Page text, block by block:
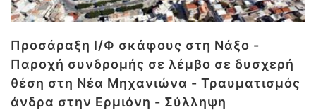
Προσάραξη Ι/Φ σκάφους στη Νάξο -
Παροχή συνδρομής σε λέμβο σε δυσχερή
θέση στη Νέα Μηχανιώνα - Τραυματισμός
άνδρα στην Ερμιόνη - Σύλληψη